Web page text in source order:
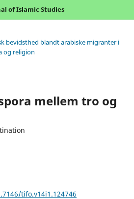
of Islamic Studies
bevidsthed blandt arabiske migranter i
og religion
mellem tro og
tifo.v14i1.124746